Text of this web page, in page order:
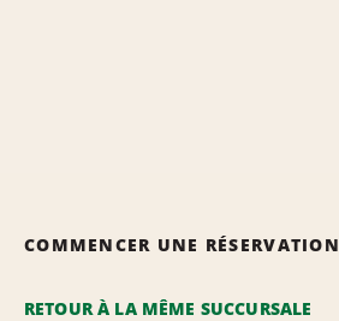
COMMENCER UNE RÉSERVATION
RETOUR À LA MÊME SUCCURSALE